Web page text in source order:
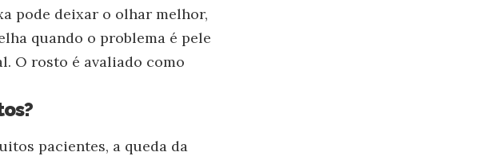
pode deixar o olhar melhor,
quando o problema é pele
O rosto é avaliado como
pacientes, a queda da